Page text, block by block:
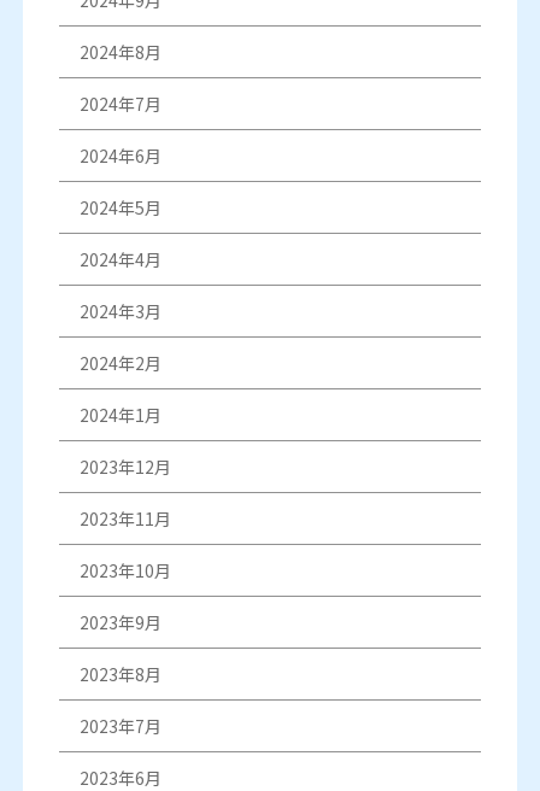
2024年8月
2024年7月
2024年6月
2024年5月
2024年4月
2024年3月
2024年2月
2024年1月
2023年12月
2023年11月
2023年10月
2023年9月
2023年8月
2023年7月
2023年6月